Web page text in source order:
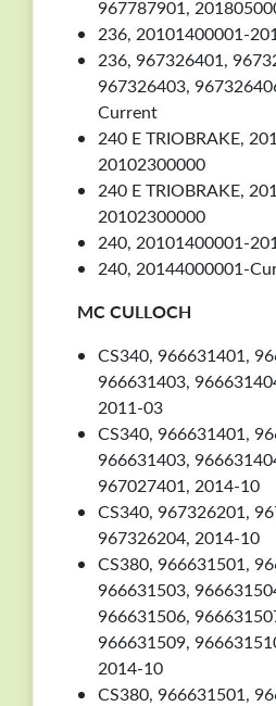
967787901,
236, 20101400001-
236, 967326401,
967326403,
Current
240 E TRIOBRAKE,
20102300000
240 E TRIOBRAKE,
20102300000
240, 20101400001-
240, 20144000001-
MC CULLOCH
CS340, 966631401,
966631403,
2011-03
CS340, 966631401,
966631403,
967027401, 2014-10
CS340, 967326201,
967326204, 2014-10
CS380, 966631501,
966631503,
966631506,
966631509,
2014-10
CS380, 966631501,